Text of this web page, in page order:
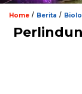
Home / Berita /